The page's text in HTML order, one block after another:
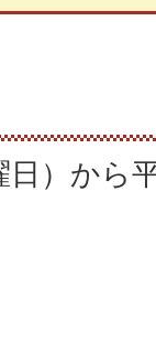
）から